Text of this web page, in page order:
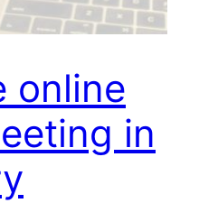
online
in